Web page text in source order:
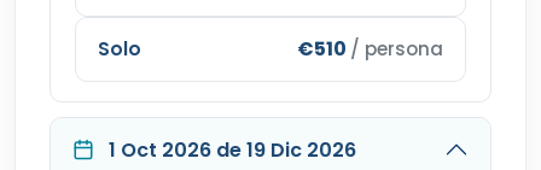
Solo €510 / persona
1 Oct 2026 de 19 Dic 2026